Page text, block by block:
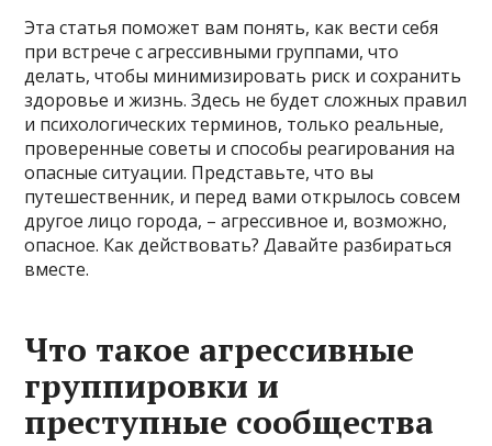
Эта статья поможет вам понять, как вести себя
при встрече с агрессивными группами, что
делать, чтобы минимизировать риск и сохранить
здоровье и жизнь. Здесь не будет сложных правил
и психологических терминов, только реальные,
проверенные советы и способы реагирования на
опасные ситуации. Представьте, что вы
путешественник, и перед вами открылось совсем
другое лицо города, – агрессивное и, возможно,
опасное. Как действовать? Давайте разбираться
вместе.
Что такое агрессивные
группировки и
преступные сообщества